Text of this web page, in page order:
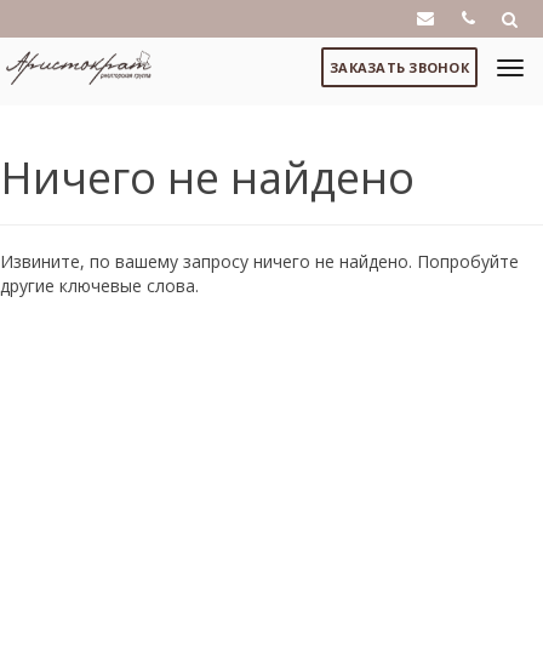
ЗАКАЗАТЬ ЗВОНОК
Ничего не найдено
Извините, по вашему запросу ничего не найдено. Попробуйте
другие ключевые слова.